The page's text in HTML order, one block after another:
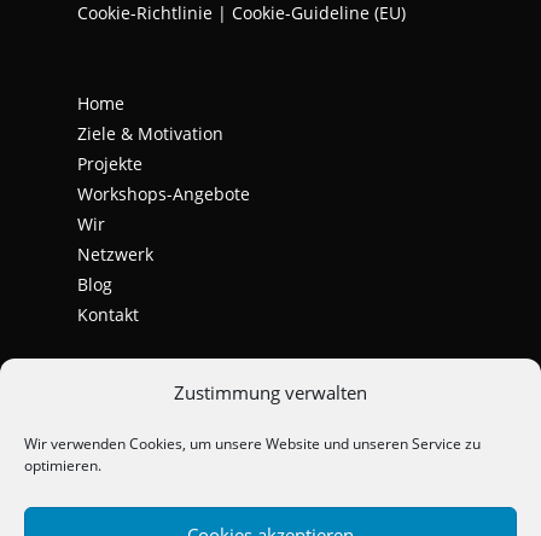
Zustimmung verwalten
Wir verwenden Cookies, um unsere Website und unseren Service zu
optimieren.
Cookie-Richtlinie | Cookie-Guideline (EU)
Home
Ziele & Motivation
Projekte
Workshops-Angebote
Wir
Netzwerk
Blog
Kontakt